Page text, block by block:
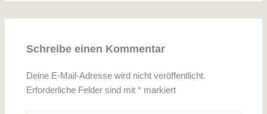
Schreibe einen Kommentar
Deine E-Mail-Adresse wird nicht veröffentlicht.
Erforderliche Felder sind mit* markiert